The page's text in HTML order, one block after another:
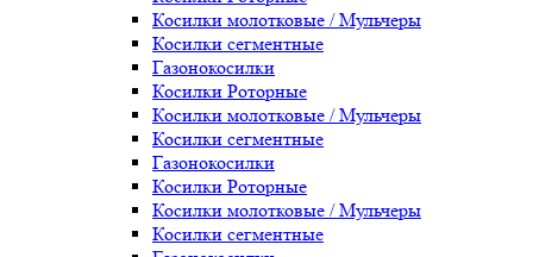
Косилки молотковые / Мульчеры
Косилки сегментные
Газонокосилки
Косилки Роторные
Косилки молотковые / Мульчеры
Косилки сегментные
Газонокосилки
Косилки Роторные
Косилки молотковые / Мульчеры
Косилки сегментные